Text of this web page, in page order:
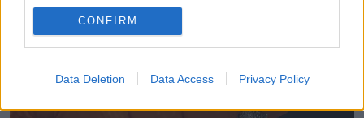
CONFIRM
Data Deletion Data Access Privacy Policy